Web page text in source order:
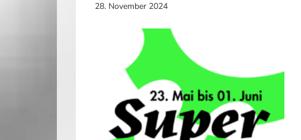
28. November 2024